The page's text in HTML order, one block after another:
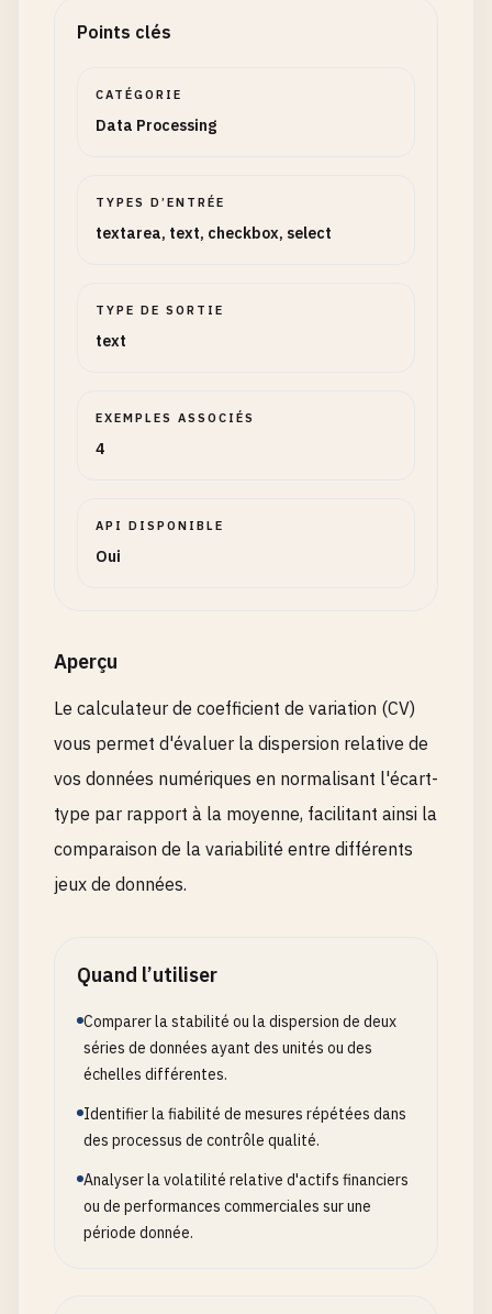
Points clés
CATÉGORIE
Data Processing
TYPES D’ENTRÉE
textarea, text, checkbox, select
TYPE DE SORTIE
text
EXEMPLES ASSOCIÉS
4
API DISPONIBLE
Oui
Aperçu
Le calculateur de coefficient de variation (CV)
vous permet d'évaluer la dispersion relative de
vos données numériques en normalisant l'écart-
type par rapport à la moyenne, facilitant ainsi la
comparaison de la variabilité entre différents
jeux de données.
Quand l’utiliser
Comparer la stabilité ou la dispersion de deux
séries de données ayant des unités ou des
échelles différentes.
Identifier la fiabilité de mesures répétées dans
des processus de contrôle qualité.
Analyser la volatilité relative d'actifs financiers
ou de performances commerciales sur une
période donnée.